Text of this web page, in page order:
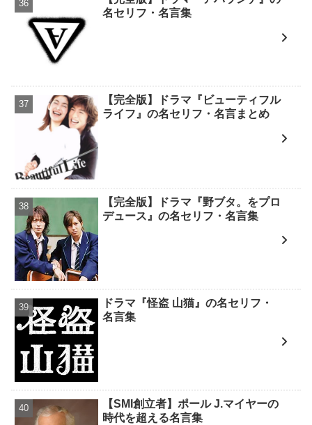
名セリフ・名言集
【完全版】ドラマ『ビューティフル
ライフ』の名セリフ・名言まとめ
【完全版】ドラマ『野ブタ。をプロ
デュース』の名セリフ・名言集
ドラマ『怪盗 山猫』の名セリフ・
名言集
【SMI創立者】ポール J.マイヤーの
時代を超える名言集